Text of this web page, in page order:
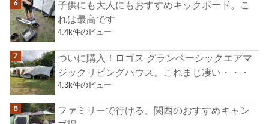
子供にも大人にもおすすめキックボード。こ
れは最高です
4.4k件のビュー
ついに購入！ロゴス グランベーシックエアマ
ジックリビングハウス。これまじ凄い・・・
4.3k件のビュー
ファミリーで行ける、関西のおすすめキャン